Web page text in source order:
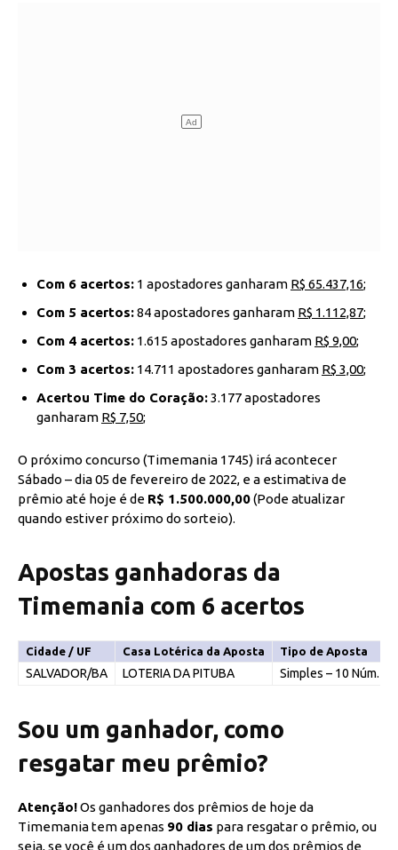
Com 6 acertos: 1 apostadores ganharam R$ 65.437,16;
Com 5 acertos:84 apostadores ganharam R$ 1.112,87;
Com 4 acertos: 1.615 apostadores ganharam R$ 9,00;
Com 3 acertos: 14.711 apostadores ganharam R$ 3,00;
Acertou Time do Coração:3.177 apostadores
ganharam R$ 7,50;
O próximo concurso (Timemania 1745) irá acontecer
Sábado – dia 05 de fevereiro de 2022, e a estimativa de
prêmio até hoje é de R$ 1.500.000,00(Pode atualizar
quando estiver próximo do sorteio).
Apostas ganhadoras da
Timemania com 6 acertos
Cidade / UF Casa Lotérica da Aposta Tipo de Aposta
SALVADOR/BA LOTERIA DA PITUBA Simples – 10 Núm.
Sou um ganhador, como
resgatar meu prêmio?
Atenção!Os ganhadores dos prêmios de hoje da
Timemania tem apenas 90 dias para resgatar o prêmio, ou
seja, se você é um dos ganhadores de um dos prêmios de